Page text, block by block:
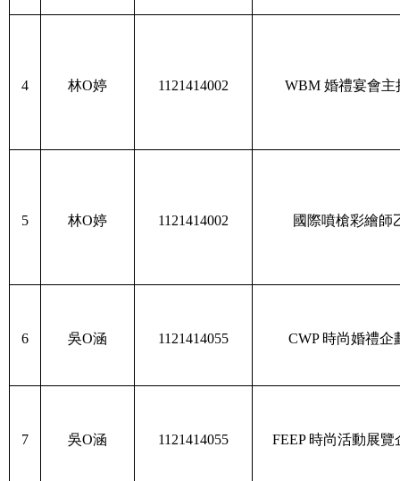
4 林O婷 1121414002 WBM 婚禮宴會主
5 林O婷 1121414002 國際噴槍彩繪師
6 吳O涵 1121414055 CWP 時尚婚禮企
7 吳O涵 1121414055 FEEP 時尚活動展覽